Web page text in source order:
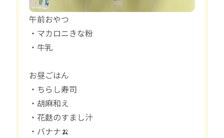
午前おやつ
・マカロニきな粉
・牛乳
お昼ごはん
・ちらし寿司
・胡麻和え
・花麩のすまし汁
・バナナ🍌